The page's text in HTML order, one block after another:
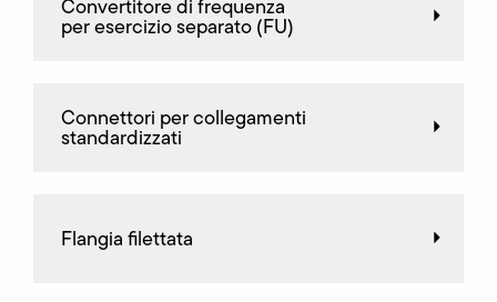
Convertitore di frequenza
per esercizio separato (FU)
Connettori per collegamenti
standardizzati
Flangia filettata